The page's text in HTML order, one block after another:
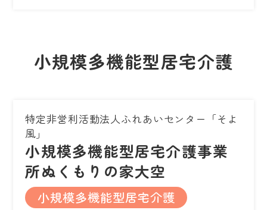
小規模多機能型居宅介護
特定非営利活動法人ふれあいセンター「そよ
風」
小規模多機能型居宅介護事業
所ぬくもりの家大空
小規模多機能型居宅介護